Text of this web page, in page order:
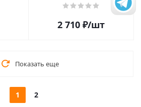
2 710 ₽/шт
Показать еще
1 2